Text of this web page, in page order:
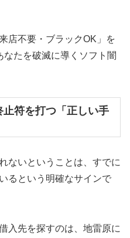
店不要・ブラックOK」を
たを破滅に導くソフト闇
符を打つ「正しい手
ないということは、すでに
るという明確なサインで
入先を探すのは、地雷原に